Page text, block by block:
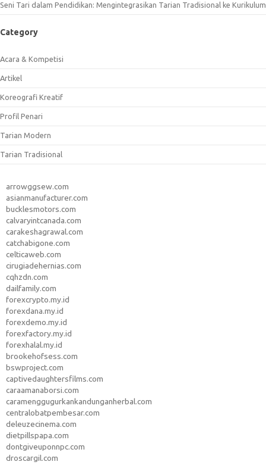
Seni Tari dalam Pendidikan: Mengintegrasikan Tarian Tradisional ke Kurikulum
Category
Acara & Kompetisi
Artikel
Koreografi Kreatif
Profil Penari
Tarian Modern
Tarian Tradisional
arrowggsew.com
asianmanufacturer.com
bucklesmotors.com
calvaryintcanada.com
carakeshagrawal.com
catchabigone.com
celticaweb.com
cirugiadehernias.com
cqhzdn.com
dailfamily.com
forexcrypto.my.id
forexdana.my.id
forexdemo.my.id
forexfactory.my.id
forexhalal.my.id
brookehofsess.com
bswproject.com
captivedaughtersfilms.com
caraamanaborsi.com
caramenggugurkankandunganherbal.com
centralobatpembesar.com
deleuzecinema.com
dietpillspapa.com
dontgiveuponnpc.com
droscargil.com